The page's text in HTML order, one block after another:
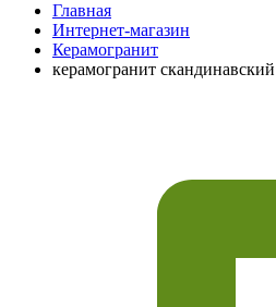
Главная
Интернет-магазин
Керамогранит
керамогранит скандинавский